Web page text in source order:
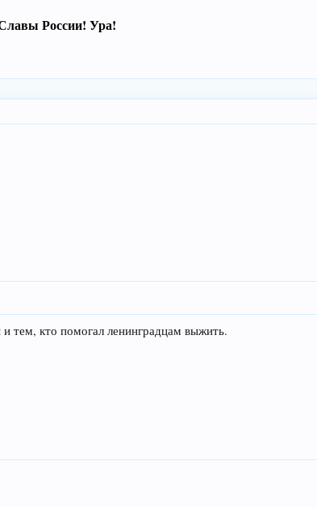
России! Ура!
тем, кто помогал ленинградцам выжить.